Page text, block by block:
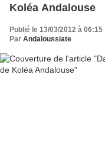
Koléa Andalouse
Publié le 13/03/2012 à 06:15
Par Andaloussiate